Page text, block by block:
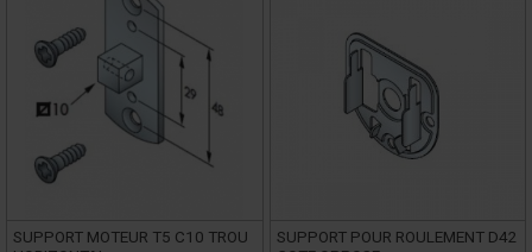
SUPPORT MOTEUR T5 C10 TROU
SUPPORT POUR ROULEMENT D42